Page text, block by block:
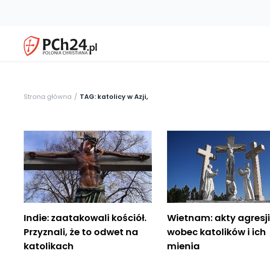
Strona główna TAG: katolicy w Azji,
Indie: zaatakowali kościół.
Przyznali, że to odwet na
katolikach
Wietnam: akty agresji
wobec katolików i ich
mienia